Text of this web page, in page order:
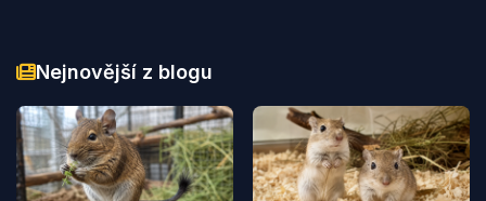
Nejnovější z blogu